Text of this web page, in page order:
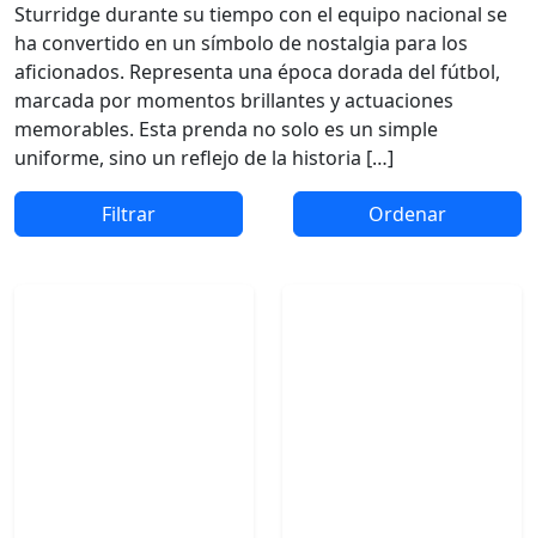
Sturridge durante su tiempo con el equipo nacional se
ha convertido en un símbolo de nostalgia para los
aficionados. Representa una época dorada del fútbol,
marcada por momentos brillantes y actuaciones
memorables. Esta prenda no solo es un simple
uniforme, sino un reflejo de la historia […]
Filtrar Ordenar